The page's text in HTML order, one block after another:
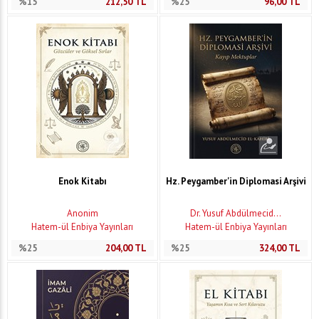
Enok Kitabı
Anonim
Hatem-ül Enbiya Yayınları
%25
204,00TL
Hz. Peygamber'in Diplomasi Arşivi
Dr. Yusuf Abdülmecid...
Hatem-ül Enbiya Yayınları
%25
324,00TL